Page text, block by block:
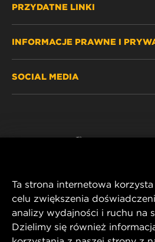
PRZYDATNE LINKI
GDZIE KUPIĆ
INFORMACJE PRAWNE I
SOCIAL MEDIA
MANN+HUMMEL FT Poland
ul. Wrocławska 145,
Ta strona internetowa
celu zwiększenia
analizy wydajności i ruchu na
Dzielimy się również